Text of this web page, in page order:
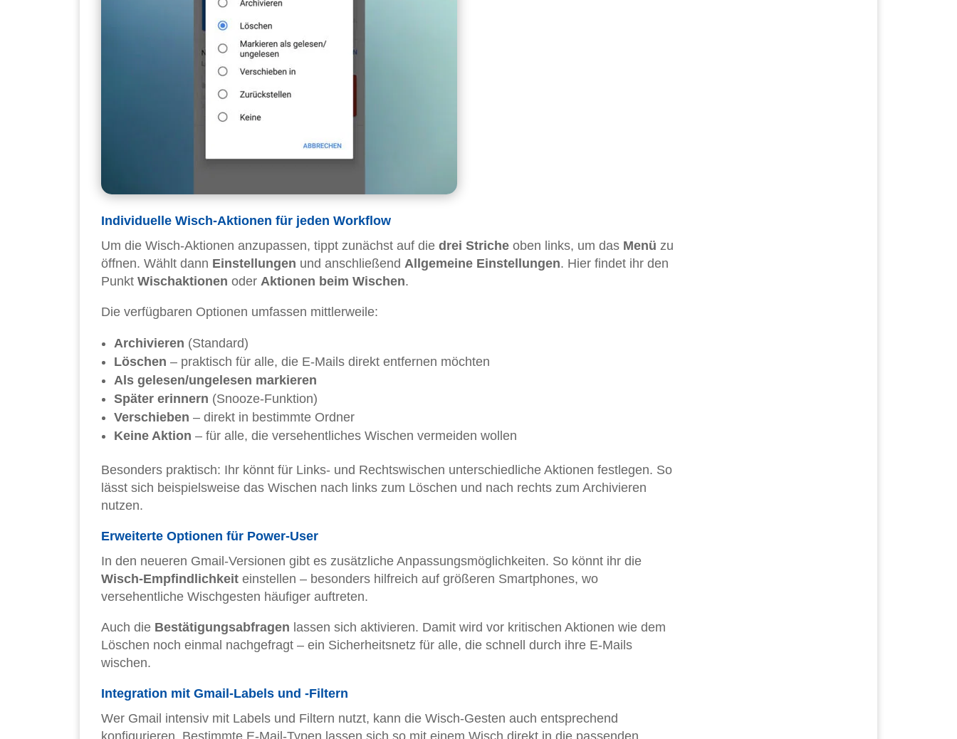
Individuelle Wisch-Aktionen für jeden Workflow
Um die Wisch-Aktionen anzupassen, tippt zunächst auf die drei Striche oben links, um das Menü zu
öffnen. Wählt dann Einstellungen und anschließend Allgemeine Einstellungen. Hier findet ihr den
Punkt Wischaktionen oder Aktionen beim Wischen.
Die verfügbaren Optionen umfassen mittlerweile:
Archivieren (Standard)
Löschen – praktisch für alle, die E-Mails direkt entfernen möchten
Als gelesen/ungelesen markieren
Später erinnern (Snooze-Funktion)
Verschieben – direkt in bestimmte Ordner
Keine Aktion – für alle, die versehentliches Wischen vermeiden wollen
Besonders praktisch: Ihr könnt für Links- und Rechtswischen unterschiedliche Aktionen festlegen. So
lässt sich beispielsweise das Wischen nach links zum Löschen und nach rechts zum Archivieren
nutzen.
Erweiterte Optionen für Power-User
In den neueren Gmail-Versionen gibt es zusätzliche Anpassungsmöglichkeiten. So könnt ihr die
Wisch-Empfindlichkeit einstellen – besonders hilfreich auf größeren Smartphones, wo
versehentliche Wischgesten häufiger auftreten.
Auch die Bestätigungsabfragen lassen sich aktivieren. Damit wird vor kritischen Aktionen wie dem
Löschen noch einmal nachgefragt – ein Sicherheitsnetz für alle, die schnell durch ihre E-Mails
wischen.
Integration mit Gmail-Labels und -Filtern
Wer Gmail intensiv mit Labels und Filtern nutzt, kann die Wisch-Gesten auch entsprechend